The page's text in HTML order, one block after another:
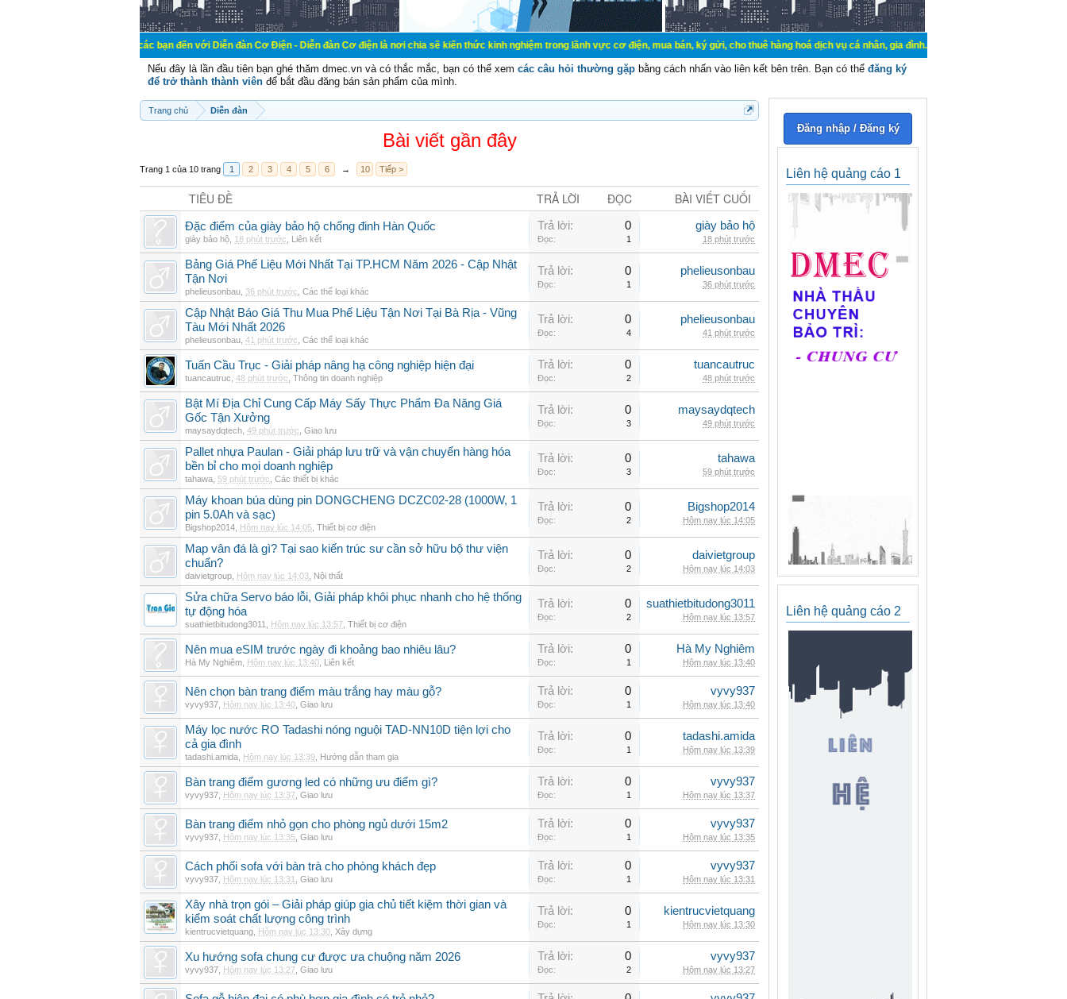
Chào mừng các bạn đến với Diễn đàn Cơ Điện - Diễn đàn Cơ điện là nơi chia sẽ kiến thức kinh nghiệm trong lãnh vực cơ điện, mua bán, ký gửi, cho thuê hàng hoá dịch vụ cá nhân, gia đình. Mua bán, ký gửi, cho thuê thiết bị
Nếu đây là lần đầu tiên bạn ghé thăm dmec.vn và có thắc mắc, bạn có thể xem các câu hỏi thường gặp bằng cách nhấn vào liên kết bên trên. Bạn có thể đăng ký
để trở thành thành viên để bắt đầu đăng bán sản phẩm của mình.
Trang chủ Diễn đàn
Bài viết gần đây
Trang 1 của 10 trang 1 2 3 4 5 6 → 10 Tiếp >
TIÊU ĐỀ TRẢ LỜI ĐỌC BÀI VIẾT CUỐI
Đặc điểm của giày bảo hộ chống đinh Hàn Quốc
giày bảo hộ 18 phút trước Liên kết
Trả lời: 0
Đọc: 1
giày bảo hộ
18 phút trước
Bảng Giá Phế Liệu Mới Nhất Tại TP.HCM Năm 2026 - Cập Nhật
Tận Nơi
phelieusonbau 36 phút trước Các thể loại khác
Trả lời: 0
Đọc: 1
phelieusonbau
36 phút trước
Cập Nhật Báo Giá Thu Mua Phế Liệu Tận Nơi Tại Bà Rịa - Vũng
Tàu Mới Nhất 2026
phelieusonbau 41 phút trước Các thể loại khác
Trả lời: 0
Đọc: 4
phelieusonbau
41 phút trước
Tuấn Cầu Trục - Giải pháp nâng hạ công nghiệp hiện đại
tuancautruc 48 phút trước Thông tin doanh nghiệp
Trả lời: 0
Đọc: 2
tuancautruc
48 phút trước
Bật Mí Địa Chỉ Cung Cấp Máy Sấy Thực Phẩm Đa Năng Giá
Gốc Tận Xưởng
maysaydqtech 49 phút trước Giao lưu
Trả lời: 0
Đọc: 3
maysaydqtech
49 phút trước
Pallet nhựa Paulan - Giải pháp lưu trữ và vận chuyển hàng hóa
bền bỉ cho mọi doanh nghiệp
tahawa 59 phút trước Các thiết bị khác
Trả lời: 0
Đọc: 3
tahawa
59 phút trước
Máy khoan búa dùng pin DONGCHENG DCZC02-28 (1000W, 1
pin 5.0Ah và sạc)
Bigshop2014 Hôm nay lúc 14:05 Thiết bị cơ điện
Trả lời: 0
Đọc: 2
Bigshop2014
Hôm nay lúc 14:05
Map vân đá là gì? Tại sao kiến trúc sư cần sở hữu bộ thư viện
chuẩn?
daivietgroup Hôm nay lúc 14:03 Nội thất
Trả lời: 0
Đọc: 2
daivietgroup
Hôm nay lúc 14:03
Sửa chữa Servo báo lỗi, Giải pháp khôi phục nhanh cho hệ thống
tự động hóa
suathietbitudong3011 Hôm nay lúc 13:57 Thiết bị cơ điện
Trả lời: 0
Đọc: 2
suathietbitudong3011
Hôm nay lúc 13:57
Nên mua eSIM trước ngày đi khoảng bao nhiêu lâu?
Hà My Nghiêm Hôm nay lúc 13:40 Liên kết
Trả lời: 0
Đọc: 1
Hà My Nghiêm
Hôm nay lúc 13:40
Nên chọn bàn trang điểm màu trắng hay màu gỗ?
vyvy937 Hôm nay lúc 13:40 Giao lưu
Trả lời: 0
Đọc: 1
vyvy937
Hôm nay lúc 13:40
Máy lọc nước RO Tadashi nóng nguội TAD-NN10D tiện lợi cho
cả gia đình
tadashi.amida Hôm nay lúc 13:39 Hướng dẫn tham gia
Trả lời: 0
Đọc: 1
tadashi.amida
Hôm nay lúc 13:39
Bàn trang điểm gương led có những ưu điểm gì?
vyvy937 Hôm nay lúc 13:37 Giao lưu
Trả lời: 0
Đọc: 1
vyvy937
Hôm nay lúc 13:37
Bàn trang điểm nhỏ gọn cho phòng ngủ dưới 15m2
vyvy937 Hôm nay lúc 13:35 Giao lưu
Trả lời: 0
Đọc: 1
vyvy937
Hôm nay lúc 13:35
Cách phối sofa với bàn trà cho phòng khách đẹp
vyvy937 Hôm nay lúc 13:31 Giao lưu
Trả lời: 0
Đọc: 1
vyvy937
Hôm nay lúc 13:31
Xây nhà trọn gói – Giải pháp giúp gia chủ tiết kiệm thời gian và
kiểm soát chất lượng công trình
kientrucvietquang Hôm nay lúc 13:30 Xây dựng
Trả lời: 0
Đọc: 1
kientrucvietquang
Hôm nay lúc 13:30
Xu hướng sofa chung cư được ưa chuộng năm 2026
vyvy937 Hôm nay lúc 13:27 Giao lưu
Trả lời: 0
Đọc: 2
vyvy937
Hôm nay lúc 13:27
Đăng nhập / Đăng ký
Liên hệ quảng cáo 1
Liên hệ quảng cáo 2